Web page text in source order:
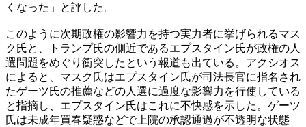
くなった」と評した。
このように次期政権の影響力を持つ実力者に挙げられるマス
ク氏と、トランプ氏の側近であるエプスタイン氏が政権の人
選問題をめぐり衝突したという報道も出ている。アクシオス
によると、マスク氏はエプスタイン氏が司法長官に指名され
たゲーツ氏の推薦などの人選に過度な影響力を行使している
と指摘し、エプスタイン氏はこれに不快感を示した。ゲーツ
氏は未成年買春疑惑などで上院の承認通過が不透明な状態